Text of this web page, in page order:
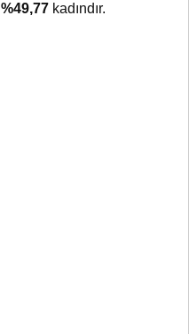
%49,77 kadındır.